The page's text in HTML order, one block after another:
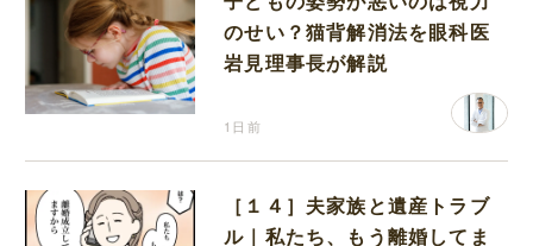
のせい？猫背解消法を眼科医
岩見理事長が解説
1日前
［１４］夫家族と遺産トラブ
ル｜私たち、もう離婚してま